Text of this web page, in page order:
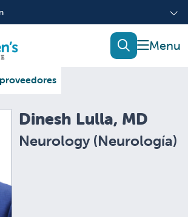
mostrar
buscar
Dinesh Lulla, MD
Neurology (Neurología)